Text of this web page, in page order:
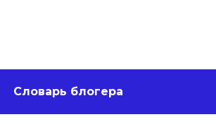
Словарь блогера